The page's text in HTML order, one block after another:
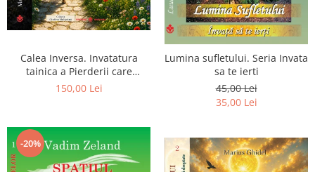
Calea Inversa. Invatatura
tainica a Pierderii care
vindeca sufletul - Cum
Dumnezeu
150,00 Lei
Lumina sufletului. Seria Invata
sa te ierti
45,00 Lei
35,00 Lei
-20%